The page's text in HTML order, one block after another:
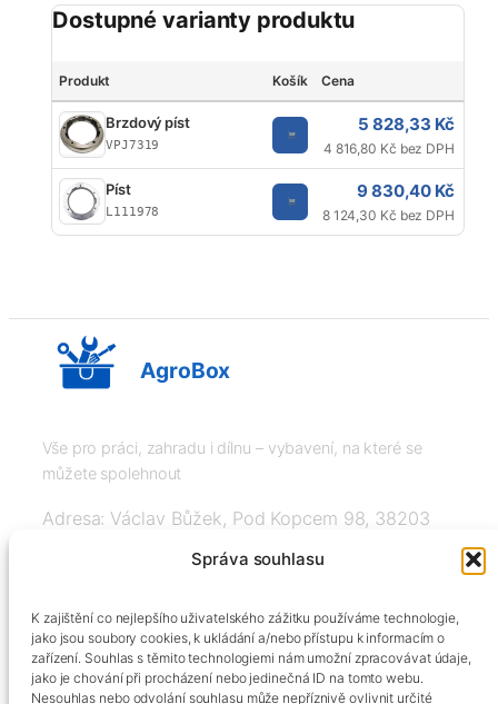
Správa souhlasu
K zajištění co nejlepšího uživatelského zážitku používáme technologie,
jako jsou soubory cookies, k ukládání a/nebo přístupu k informacím o
zařízení. Souhlas s těmito technologiemi nám umožní zpracovávat údaje,
jako je chování při procházení nebo jedinečná ID na tomto webu.
Nesouhlas nebo odvolání souhlasu může nepříznivě ovlivnit určité
Dostupné varianty produktu
Produkt Košík Cena
Brzdový píst
VPJ7319
5 828,33 Kč
4 816,80 Kč bez DPH
Píst
L111978
9 830,40 Kč
8 124,30 Kč bez DPH
AgroBox
Vše pro práci, zahradu i dílnu – vybavení, na které se
můžete spolehnout
Adresa: Václav Bůžek, Pod Kopcem 98, 38203
+420606334248, info@agrobox.cz